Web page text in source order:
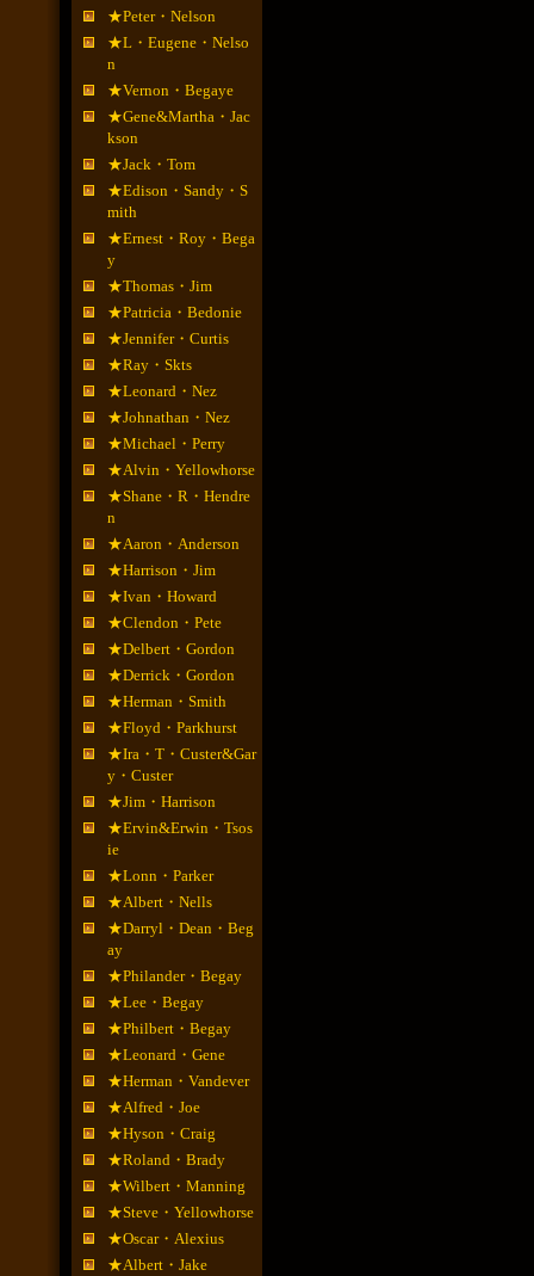
★Peter・Nelson
★L・Eugene・Nelso
n
★Vernon・Begaye
★Gene&Martha・Jac
kson
★Jack・Tom
★Edison・Sandy・S
mith
★Ernest・Roy・Bega
y
★Thomas・Jim
★Patricia・Bedonie
★Jennifer・Curtis
★Ray・Skts
★Leonard・Nez
★Johnathan・Nez
★Michael・Perry
★Alvin・Yellowhorse
★Shane・R・Hendre
n
★Aaron・Anderson
★Harrison・Jim
★Ivan・Howard
★Clendon・Pete
★Delbert・Gordon
★Derrick・Gordon
★Herman・Smith
★Floyd・Parkhurst
★Ira・T・Custer&Gar
y・Custer
★Jim・Harrison
★Ervin&Erwin・Tsos
ie
★Lonn・Parker
★Albert・Nells
★Darryl・Dean・Beg
ay
★Philander・Begay
★Lee・Begay
★Philbert・Begay
★Leonard・Gene
★Herman・Vandever
★Alfred・Joe
★Hyson・Craig
★Roland・Brady
★Wilbert・Manning
★Steve・Yellowhorse
★Oscar・Alexius
★Albert・Jake